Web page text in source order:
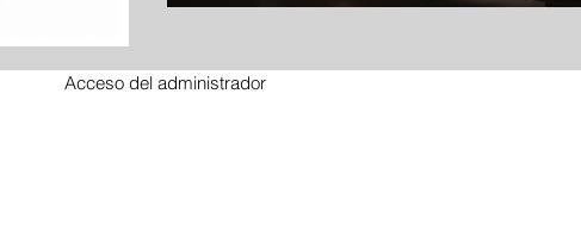
Acceso del administrador